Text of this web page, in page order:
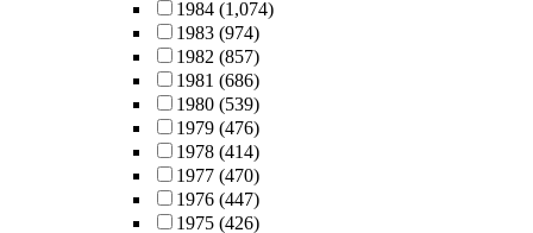
1984 (1,074)
1983 (974)
1982 (857)
1981 (686)
1980 (539)
1979 (476)
1978 (414)
1977 (470)
1976 (447)
1975 (426)